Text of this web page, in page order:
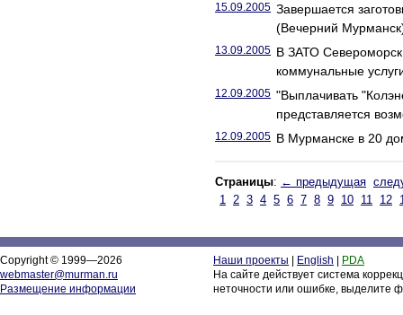
15.09.2005 Завершается
(Вечерний
13.09.2005 В ЗАТО
коммунальные
12.09.2005 "Выплачивать
представляется
12.09.2005 В Мурманске в 20
Страницы: ← предыдущая
1 2 3 4 5 6 7 8 9 10 11 12
Copyright © 1999—2026
webmaster@murman.ru
Размещение информации
Наши проекты English
PDA
На сайте действует система
неточности или ошибке, выделите